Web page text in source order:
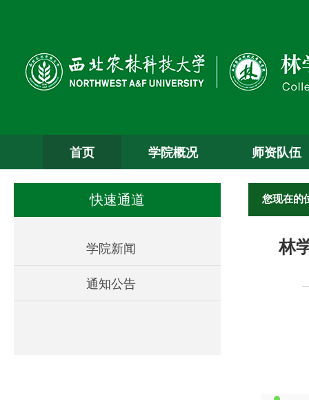
首页 学院概况 师资队伍
快速通道
学院新闻
通知公告
您现在的
林